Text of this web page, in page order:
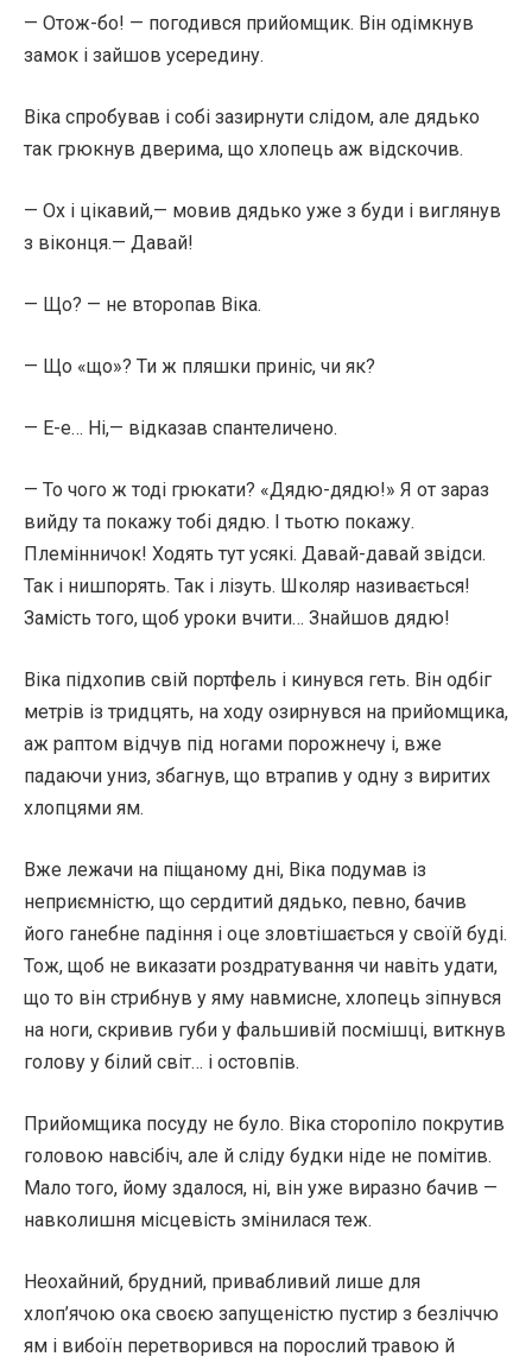
— Отож-бо! — погодився прийомщик. Він одімкнув
замок і зайшов усередину.
Віка спробував і собі зазирнути слідом, але дядько
так грюкнув дверима, що хлопець аж відскочив.
— Ох і цікавий,— мовив дядько уже з буди і виглянув
з віконця.— Давай!
— Що? — не второпав Віка.
— Що «що»? Ти ж пляшки приніс, чи як?
— Е-е… Ні,— відказав спантеличено.
— То чого ж тоді грюкати? «Дядю-дядю!» Я от зараз
вийду та покажу тобі дядю. І тьотю покажу.
Племінничок! Ходять тут усякі. Давай-давай звідси.
Так і нишпорять. Так і лізуть. Школяр називається!
Замість того, щоб уроки вчити… Знайшов дядю!
Віка підхопив свій портфель і кинувся геть. Він одбіг
метрів із тридцять, на ходу озирнувся на прийомщика,
аж раптом відчув під ногами порожнечу і, вже
падаючи униз, збагнув, що втрапив у одну з виритих
хлопцями ям.
Вже лежачи на піщаному дні, Віка подумав із
неприємністю, що сердитий дядько, певно, бачив
його ганебне падіння і оце зловтішається у своїй буді.
Тож, щоб не виказати роздратування чи навіть удати,
що то він стрибнув у яму навмисне, хлопець зіпнувся
на ноги, скривив губи у фальшивій посмішці, виткнув
голову у білий світ… і остовпів.
Прийомщика посуду не було. Віка сторопіло покрутив
головою навсібіч, але й сліду будки ніде не помітив.
Мало того, йому здалося, ні, він уже виразно бачив —
навколишня місцевість змінилася теж.
Неохайний, брудний, привабливий лише для
хлоп’ячою ока своєю запущеністю пустир з безліччю
ям і вибоїн перетворився на порослий травою й